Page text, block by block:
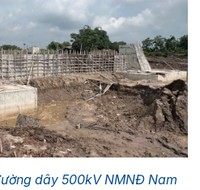
dây 500kV NMNĐ Nam